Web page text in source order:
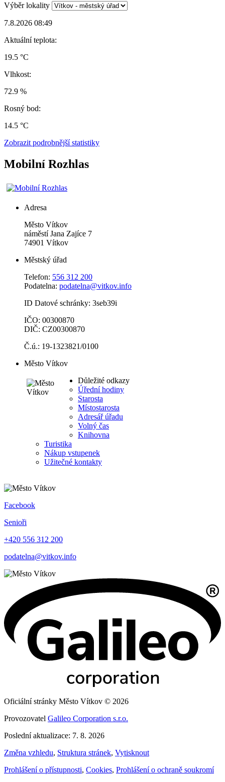
Výběr lokality
7.8.2026 08:49
Aktuální teplota:
19.5 °C
Vlhkost:
72.9 %
Rosný bod:
14.5 °C
Zobrazit podrobnější statistiky
Mobilní Rozhlas
Adresa
Město Vítkov
náměstí Jana Zajíce 7
74901 Vítkov
Městský úřad
Telefon: 556 312 200
Podatelna: podatelna@vitkov.info
ID Datové schránky: 3seb39i
IČO: 00300870
DIČ: CZ00300870
Č.ú.: 19-1323821/0100
Město Vítkov
Důležité odkazy
Úřední hodiny
Starosta
Místostarosta
Adresář úřadu
Volný čas
Knihovna
Turistika
Nákup vstupenek
Užitečné kontakty
Facebook
Senioři
+420 556 312 200
podatelna@vitkov.info
Oficiální stránky Město Vítkov © 2026
Provozovatel Galileo Corporation s.r.o.
Poslední aktualizace: 7. 8. 2026
Změna vzhledu, Struktura stránek, Vytisknout
Prohlášení o přístupnosti, Cookies, Prohlášení o ochraně soukromí